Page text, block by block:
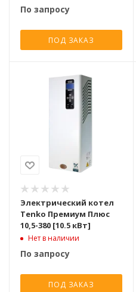
По запросу
ПОД ЗАКАЗ
Электрический котел
Tenko Премиум Плюс
10,5-380 [10.5 кВт]
Нет в наличии
По запросу
ПОД ЗАКАЗ